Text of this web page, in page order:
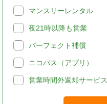
マンスリーレンタル
夜21時以降も営業
パーフェクト補償
ニコパス（アプリ）
営業時間外返却サービス